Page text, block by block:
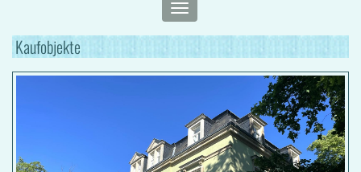
Toggle
navigation
Kaufobjekte